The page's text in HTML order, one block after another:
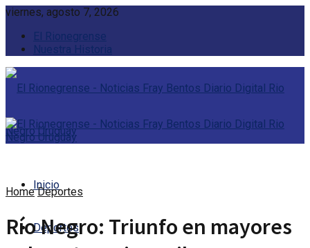
viernes, agosto 7, 2026
El Rionegrense
Nuestra Historia
Inicio
Deportes
Home Deportes
Río Negro: Triunfo en mayores